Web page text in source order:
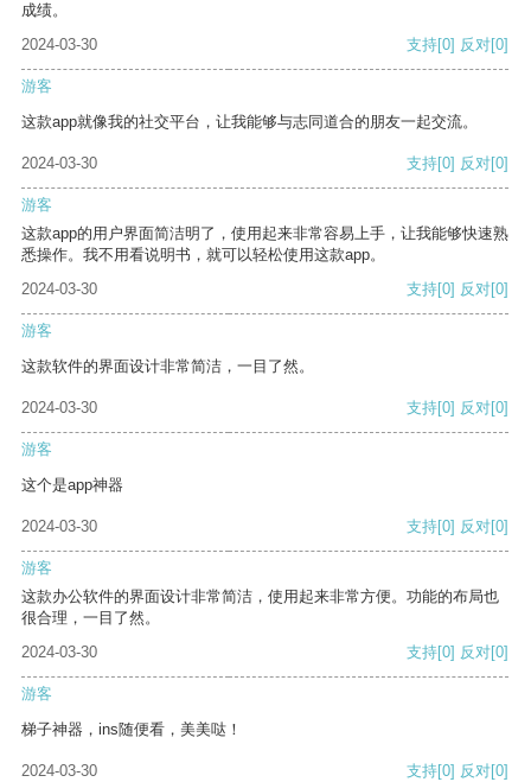
成绩。
2024-03-30
支持[0] 反对[0]
游客
这款app就像我的社交平台，让我能够与志同道合的朋友一起交流。
2024-03-30 支持[0] 反对[0]
游客
这款app的用户界面简洁明了，使用起来非常容易上手，让我能够快速熟
悉操作。我不用看说明书，就可以轻松使用这款app。
2024-03-30
支持[0] 反对[0]
游客
这款软件的界面设计非常简洁，一目了然。
2024-03-30 支持[0] 反对[0]
游客
这个是app神器
2024-03-30 支持[0] 反对[0]
游客
这款办公软件的界面设计非常简洁，使用起来非常方便。功能的布局也
很合理，一目了然。
2024-03-30
支持[0] 反对[0]
游客
梯子神器，ins随便看，美美哒！
2024-03-30 支持[0] 反对[0]